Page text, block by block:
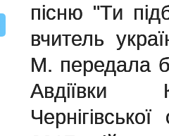
пісню "Ти
вчитель
М. передала
Авдіївки